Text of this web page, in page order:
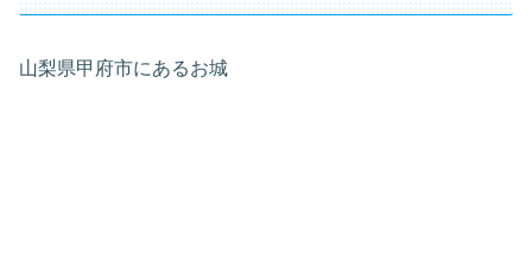
山梨県甲府市にあるお城